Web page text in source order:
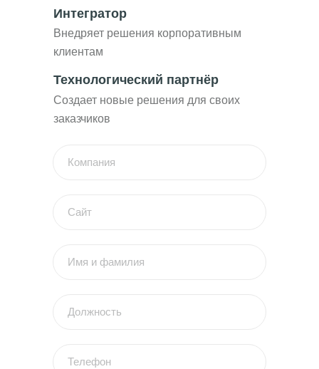
Интегратор
Технологический партнёр
Внедряет решения корпоративным
клиентам
Создает новые решения для своих
заказчиков